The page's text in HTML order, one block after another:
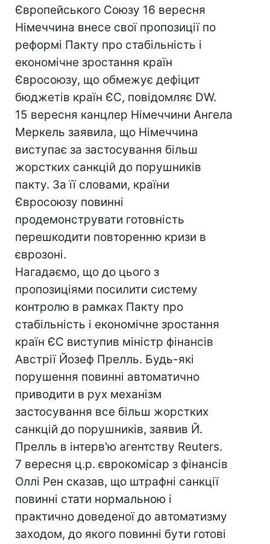
Європейського Союзу 16 вересня
Німеччина внесе свої пропозиції по
реформі Пакту про стабільність і
економічне зростання країн
Євросоюзу, що обмежує дефіцит
бюджетів країн ЄС, повідомляє DW.
15 вересня канцлер Німеччини Ангела
Меркель заявила, що Німеччина
виступає за застосування більш
жорстких санкцій до порушників
пакту. За її словами, країни
Євросоюзу повинні
продемонструвати готовність
перешкодити повторенню кризи в
єврозоні.
Нагадаємо, що до цього з
пропозиціями посилити систему
контролю в рамках Пакту про
стабільність і економічне зростання
країн ЄС виступив міністр фінансів
Австрії Йозеф Прелль. Будь-які
порушення повинні автоматично
приводити в рух механізм
застосування все більш жорстких
санкцій до порушників, заявив Й.
Прелль в інтерв'ю агентству Reuters.
7 вересня ц.р. єврокомісар з фінансів
Оллі Рен сказав, що штрафні санкції
повинні стати нормальною і
практично доведеної до автоматизму
заходом, до якого повинні бути готові